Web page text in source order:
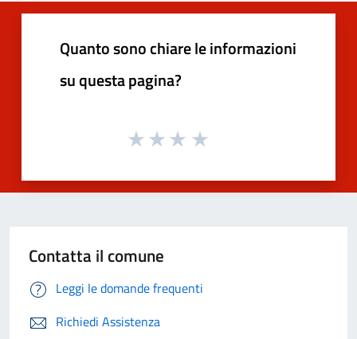
Quanto sono chiare le informazioni
su questa pagina?
Contatta il comune
Leggi le domande frequenti
Richiedi Assistenza